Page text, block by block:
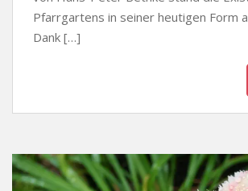
Pfarrgartens in seiner heutigen Form
Dank […]